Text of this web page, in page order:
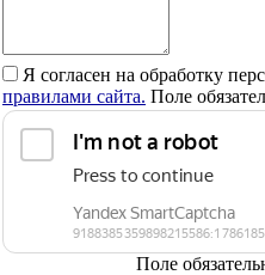
Я согласен на обработку
правилами сайта. Поле
Поле